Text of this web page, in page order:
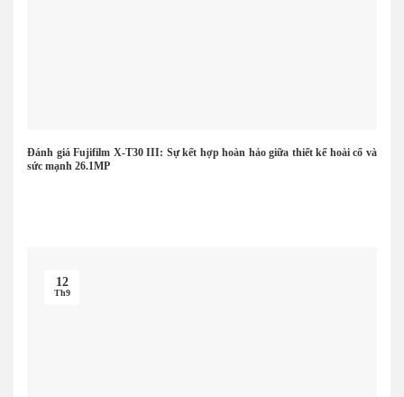
Đánh giá Fujifilm X-T30 III: Sự kết hợp hoàn hảo giữa thiết kế hoài cổ và
sức mạnh 26.1MP
12
Th9